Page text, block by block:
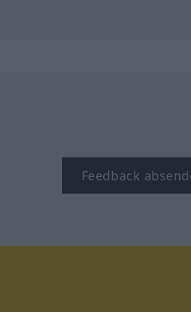
Feedback